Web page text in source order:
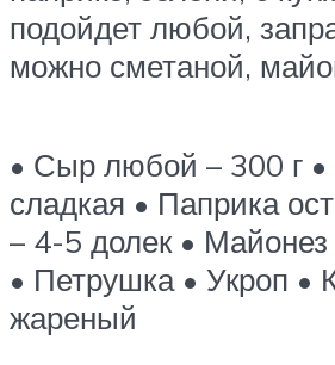
подойдет любой,
можно сметаной,
• Сыр любой – 300 г
сладкая • Паприка
– 4-5 долек •
• Петрушка • Укроп •
жареный